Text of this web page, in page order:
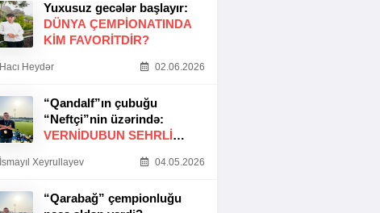
Yuxusuz gecələr başlayır:
DÜNYA ÇEMPIONATINDA
KIM FAVORITDIR?
Hacı Heydər 02.06.2026
“Qandalf”ın çubuğu
“Neftçi”nin üzərində:
VERNİDUBUN SEHRLİ
İsmayıl Xeyrullayev 04.05.2026
“Qarabağ” çempionluğu